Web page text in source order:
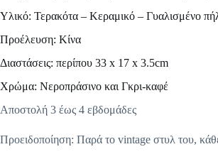
Υλικό: Τερακότα – Κεραμικό – Γυαλισμένο
Προέλευση: Κίνα
Διαστάσεις: περίπου 33 x 17 x 3.5cm
Χρώμα: Νεροπράσινο και Γκρι-καφέ
Αποστολή 3 έως 4 εβδομάδες
Προειδοποίηση: Παρά το vintage στυλ του,